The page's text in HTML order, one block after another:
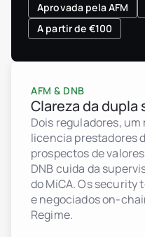
Aprovada pela AFM
A partir de €100
AFM & DNB
Clareza da dupla
Dois reguladores, um
licencia prestadores
prospectos de
DNB cuida da
do MiCA. Os security
e negociados on-
Regime.